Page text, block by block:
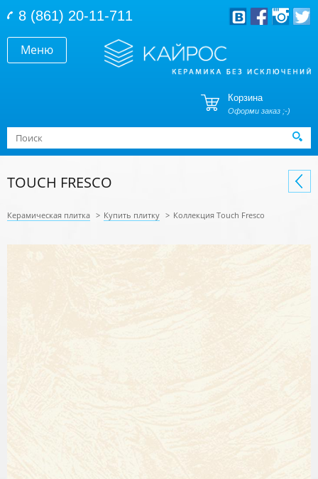
Меню
8 (861) 20-11-711
Корзина
Оформи заказ ;-)
Форма поиска
Поиск
TOUCH FRESCO
Керамическая плитка > Купить плитку > Коллекция Touch Fresco